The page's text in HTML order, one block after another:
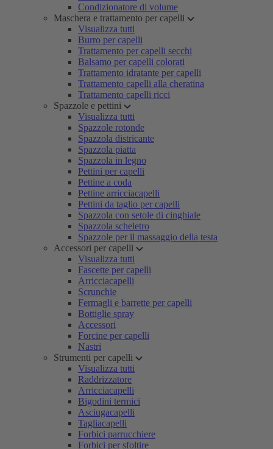
Condizionatore di volume
Maschera e trattamento per capelli
Visualizza tutti
Burro per capelli
Trattamento per capelli secchi
Balsamo per capelli colorati
Trattamento idratante per capelli
Trattamento capelli alla cheratina
Trattamento capelli ricci
Spazzole e pettini
Visualizza tutti
Spazzole rotonde
Spazzola districante
Spazzola piatta
Spazzola in legno
Pettini per capelli
Pettine a coda
Pettine arricciacapelli
Pettini da taglio per capelli
Spazzola con setole di cinghiale
Spazzola scheletro
Spazzole per il massaggio della testa
Accessori per capelli
Visualizza tutti
Fascette per capelli
Arricciacapelli
Scrunchie
Fermagli e barrette per capelli
Bottiglie spray
Accessori
Forcine per capelli
Nastri
Strumenti per capelli
Visualizza tutti
Raddrizzatore
Arricciacapelli
Bigodini termici
Asciugacapelli
Tagliacapelli
Forbici parrucchiere
Forbici per sfoltire